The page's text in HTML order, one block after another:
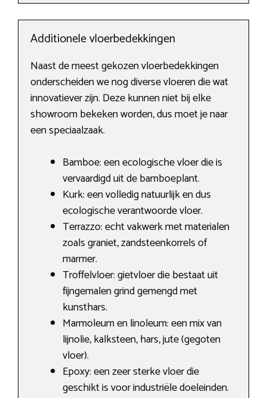
Additionele vloerbedekkingen
Naast de meest gekozen vloerbedekkingen
onderscheiden we nog diverse vloeren die wat
innovatiever zijn. Deze kunnen niet bij elke
showroom bekeken worden, dus moet je naar
een speciaalzaak.
Bamboe: een ecologische vloer die is
vervaardigd uit de bamboeplant.
Kurk: een volledig natuurlijk en dus
ecologische verantwoorde vloer.
Terrazzo: echt vakwerk met materialen
zoals graniet, zandsteenkorrels of
marmer.
Troffelvloer: gietvloer die bestaat uit
fijngemalen grind gemengd met
kunsthars.
Marmoleum en linoleum: een mix van
lijnolie, kalksteen, hars, jute (gegoten
vloer).
Epoxy: een zeer sterke vloer die
geschikt is voor industriële doeleinden.